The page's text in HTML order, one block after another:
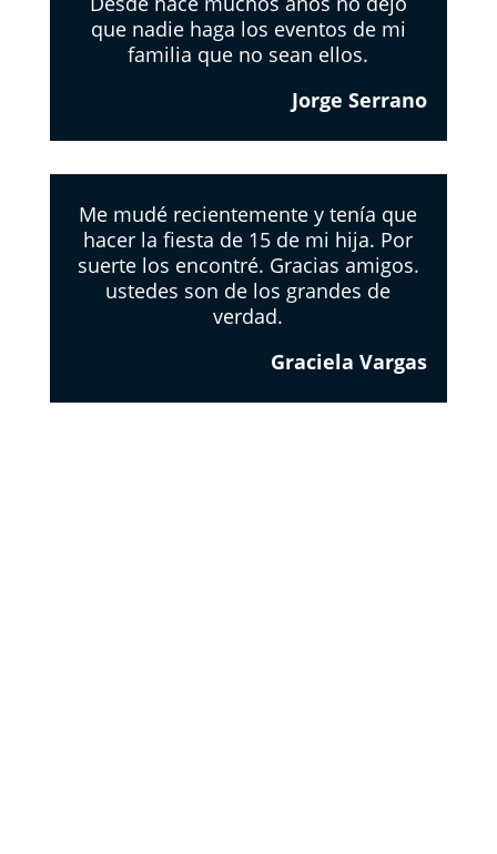
que nadie haga los eventos de mi
familia que no sean ellos.
Jorge Serrano
Me mudé recientemente y tenía que
hacer la fiesta de 15 de mi hija. Por
suerte los encontré. Gracias amigos.
ustedes son de los grandes de
verdad.
Graciela Vargas